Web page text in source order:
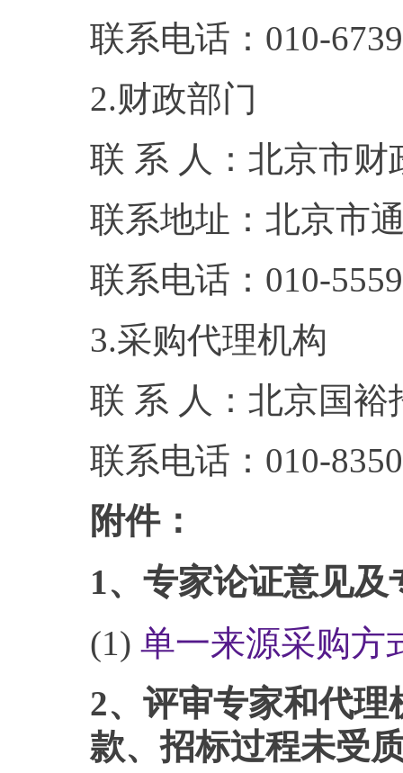
联系电话：010-
2.财政部门
联 系 人：北京市财
联系地址：北京市
联系电话：010-
3.采购代理机构
联 系 人：北京国裕
联系电话：010-
附件：
1、专家论证意见
(1) 单一来源采购方
2、评审专家和代
款、招标过程未受